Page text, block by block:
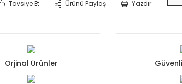
Tavsiye Et Ürünü Paylaş Yazdır
Orjinal Ürünler